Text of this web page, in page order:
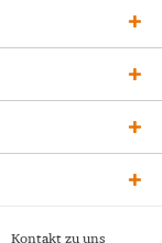
Kontakt zu uns